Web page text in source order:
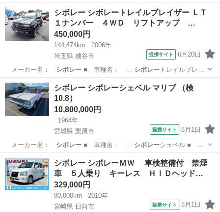
■…
川崎市 その他
シボレー シボレートレイルブレイザー ＬＴ
１ナンバー ４ＷＤ リフトアップ …
450,000円
144,474km
2006年
埼玉県 越谷市
提携サイト 6月20日
メーカー名： シボレー■ 車種名： … シボレートレイルブレイ
ザ…
埼玉 越谷市 その他
シボレー シボレーシェベル マリブ （検
10.8）
10,800,000円
1964年
宮城県 栗原市
提携サイト 8月1日
メーカー名： シボレー■ 車種名： … シボレーシェベル ■
グ…
宮城 栗原市 その他
シボレー シボレーＭＷ 車検整備付 禁煙
車 ５人乗り キーレス ＨＩＤヘッド…
329,000円
80,000km
2010年
宮崎県 日向市
提携サイト 8月1日